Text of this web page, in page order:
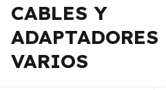
CABLES Y
ADAPTADORES
VARIOS